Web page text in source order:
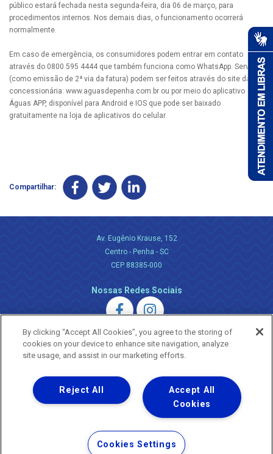
público estará fechada nesta segunda-feira, dia 06 de março, para
procedimentos internos. Nos demais dias, o funcionamento ocorrerá
normalmente.
Em caso de emergência, os consumidores podem entrar em contato
através do 0800 595 4444 que também funciona como WhatsApp. Serviços
(como emissão de 2ª via da fatura) podem ser feitos através do site da
concessionária: www.aguasdepenha.com.br ou por meio do aplicativo
Águas APP, disponível para Android e IOS que pode ser baixado
gratuitamente na loja de aplicativos do celular.
Compartilhar:
Av. Eugênio Krause, 152
Centro - Penha - SC
CEP 88385-000
Nossas Redes Sociais
Uma empresa
Copyright ® 2026 - Todos os Direitos Reservados.
Nossa natureza movimenta a vida
Política de Privacidade e Proteção de Dados
By clicking “Accept All Cookies”, you agree to the storing of
cookies on your device to enhance site navigation, analyze
site usage, and assist in our marketing efforts.
Accept All
Cookies
Reject All
Cookies Settings